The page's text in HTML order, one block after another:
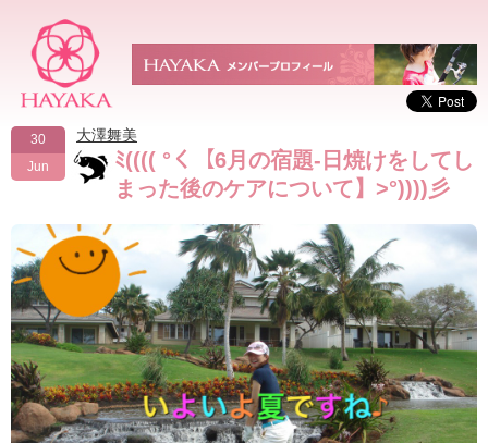
30
Jun
大澤舞美
ﾐ(((( °く【6月の宿題-日焼けをしてし
まった後のケアについて】>°))))彡